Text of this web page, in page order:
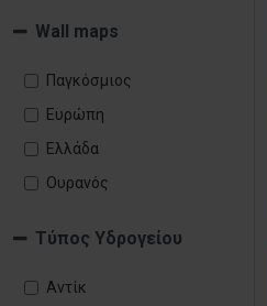
Wall maps
Παγκόσμιος
Ευρώπη
Ελλάδα
Ουρανός
Τύπος Υδρογείου
Αντίκ